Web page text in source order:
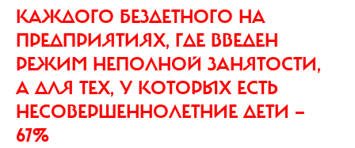
КАЖДОГО БЕЗДЕТНОГО НА
ПРЕДПРИЯТИЯХ, ГДЕ ВВЕДЕН
РЕЖИМ НЕПОЛНОЙ ЗАНЯТОСТИ,
А ДЛЯ ТЕХ, У КОТОРЫХ ЕСТЬ
НЕСОВЕРШЕННОЛЕТНИЕ ДЕТИ —
67%